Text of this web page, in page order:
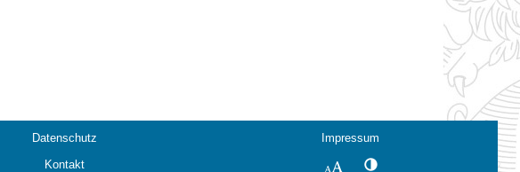
Datenschutz
Impressum
Kontakt SchriftgrößeKontrastwechsel